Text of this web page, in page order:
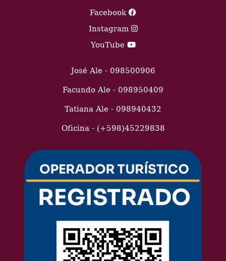
Facebook
Instagram
YouTube
José Ale - 098500906
Facundo Ale - 098950409
Tatiana Ale - 098940432
Oficina - (+598)45229838